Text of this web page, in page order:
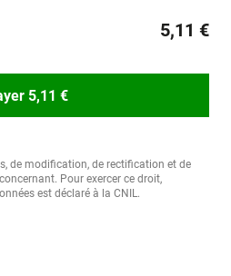
5,11 €
5,11 €
de modification, de rectification et de
Pour exercer ce droit,
est déclaré à la CNIL.